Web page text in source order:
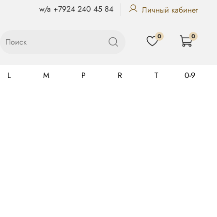
w/a +7924 240 45 84 Личный кабинет
0 0
L M P R T 0-9